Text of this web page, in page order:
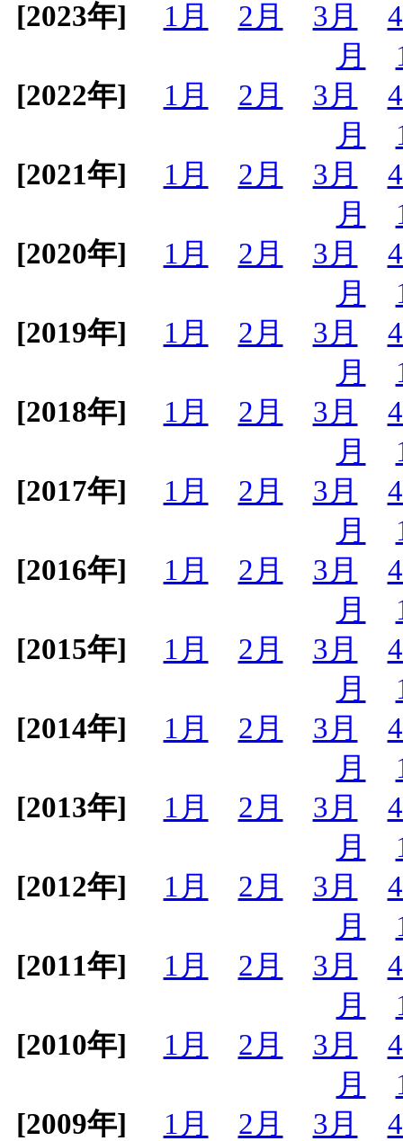
[2023年] 1月 2月 3月
月
[2022年]
1月 2月 3月
月
[2021年]
1月 2月 3月
月
[2020年]
1月 2月 3月
月
[2019年]
1月 2月 3月
月
[2018年]
1月 2月 3月
月
[2017年]
1月 2月 3月
月
[2016年]
1月 2月 3月
月
[2015年]
1月 2月 3月
月
[2014年]
1月 2月 3月
月
[2013年]
1月 2月 3月
月
[2012年]
1月 2月 3月
月
[2011年]
1月 2月 3月
月
[2010年]
1月 2月 3月
月
[2009年]
1月 2月 3月